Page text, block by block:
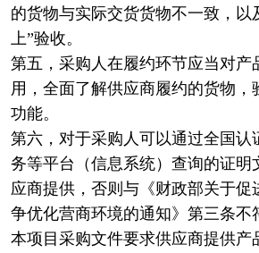
的货物与实际交货货物不一致，以
上”验收。
第五，采购人在履约环节应当对产
用，全面了解供应商履约的货物，
功能。
第六，对于采购人可以通过全国认
务等平台（信息系统）查询的证明
应商提供，否则与《财政部关于促
争优化营商环境的通知》第三条不
本项目采购文件要求供应商提供产